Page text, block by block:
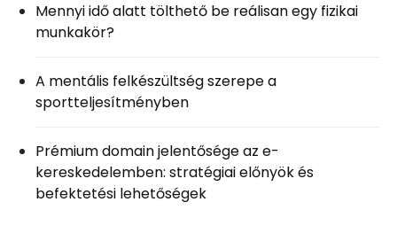
Mennyi idő alatt tölthető be reálisan egy fizikai
munkakör?
A mentális felkészültség szerepe a
sportteljesítményben
Prémium domain jelentősége az e-
kereskedelemben: stratégiai előnyök és
befektetési lehetőségek